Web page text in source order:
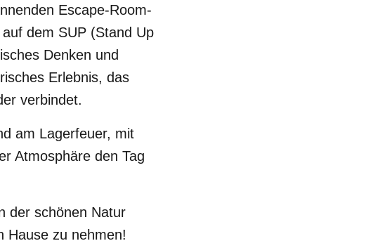
Escape-Room-
dem SUP (Stand Up
Denken und
Erlebnis, das
verbindet.
am Lagerfeuer, mit
Atmosphäre den Tag
der schönen Natur
Hause zu nehmen!